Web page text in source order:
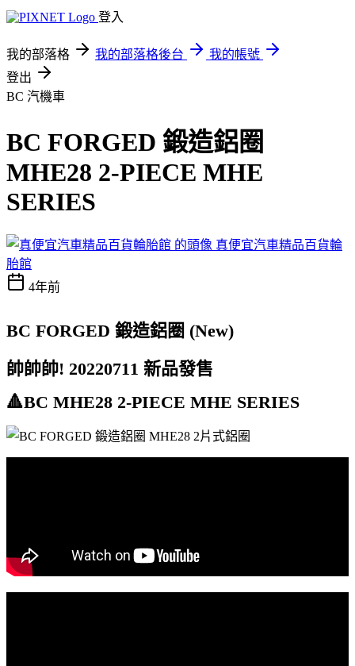
登入
我的部落格 我的部落格後台
我的帳號
登出
BC 汽機車
BC FORGED 鍛造鋁圈
MHE28 2-PIECE MHE
SERIES
真便宜汽車精品百貨輪
胎館
4年前
BC FORGED 鍛造鋁圈 (New)
帥帥帥! 20220711 新品發售
🔺BC MHE28 2-PIECE MHE SERIES